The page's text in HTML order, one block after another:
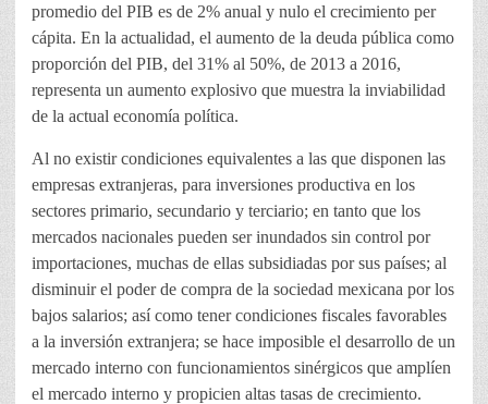
promedio del PIB es de 2% anual y nulo el crecimiento per
cápita. En la actualidad, el aumento de la deuda pública como
proporción del PIB, del 31% al 50%, de 2013 a 2016,
representa un aumento explosivo que muestra la inviabilidad
de la actual economía política.
Al no existir condiciones equivalentes a las que disponen las
empresas extranjeras, para inversiones productiva en los
sectores primario, secundario y terciario; en tanto que los
mercados nacionales pueden ser inundados sin control por
importaciones, muchas de ellas subsidiadas por sus países; al
disminuir el poder de compra de la sociedad mexicana por los
bajos salarios; así como tener condiciones fiscales favorables
a la inversión extranjera; se hace imposible el desarrollo de un
mercado interno con funcionamientos sinérgicos que amplíen
el mercado interno y propicien altas tasas de crecimiento.